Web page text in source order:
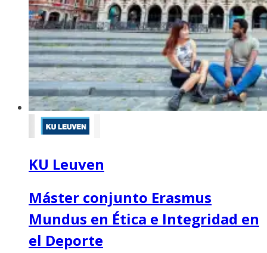
KU Leuven
Máster conjunto Erasmus
Mundus en Ética e Integridad en
el Deporte